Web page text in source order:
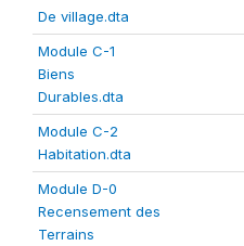
De village.dta
Module C-1
Biens
Durables.dta
Module C-2
Habitation.dta
Module D-0
Recensement des
Terrains